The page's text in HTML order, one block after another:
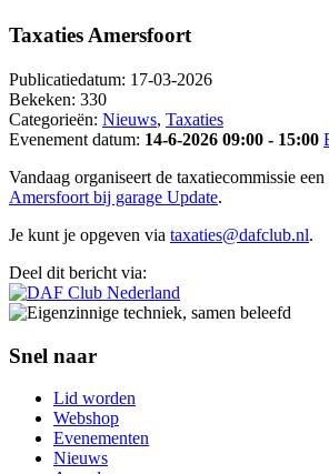
Taxaties Amersfoort
Publicatiedatum: 17-03-2026
Bekeken: 330
Categorieën: Nieuws, Taxaties
Evenement datum: 14-6-2026 09:00 - 15:00
Vandaag organiseert de taxatiecommissie
Amersfoort bij garage Update.
Je kunt je opgeven via taxaties@dafclub.nl.
Deel dit bericht via:
Snel naar
Lid worden
Webshop
Evenementen
Nieuws